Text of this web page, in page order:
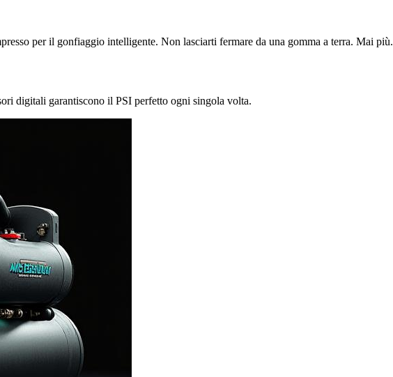
per il gonfiaggio intelligente. Non lasciarti fermare da una gomma a terra. Mai più.
digitali garantiscono il PSI perfetto ogni singola volta.